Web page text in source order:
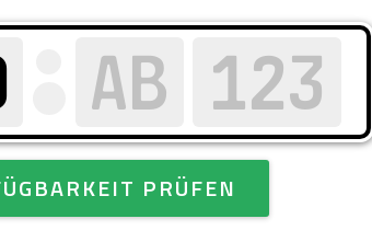
PRÜFEN